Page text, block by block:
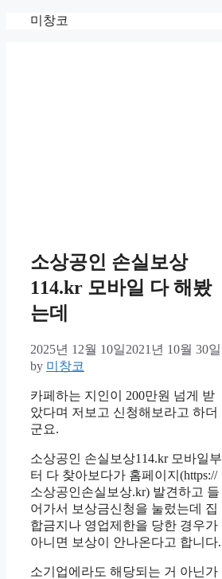
미창코
소상공인 손실보상
114.kr 모바일 다 해봤
는데
2025년 12월 10일2021년 10월 30일
by 미창코
카페하는 지인이 200만원 넘게 받
았다며 저보고 신청해보라고 하더
군요.
소상공인 손실보상114.kr 모바일부
터 다 찾아보다가 홈페이지(https://
소상공인손실보상.kr) 발견하고 들
어가서 보상금신청을 눌렀는데 집
합금지나 영업제한을 당한 경우가
아니면 보상이 안나온다고 합니다.
소기업에라도 해당되는 거 아닌가